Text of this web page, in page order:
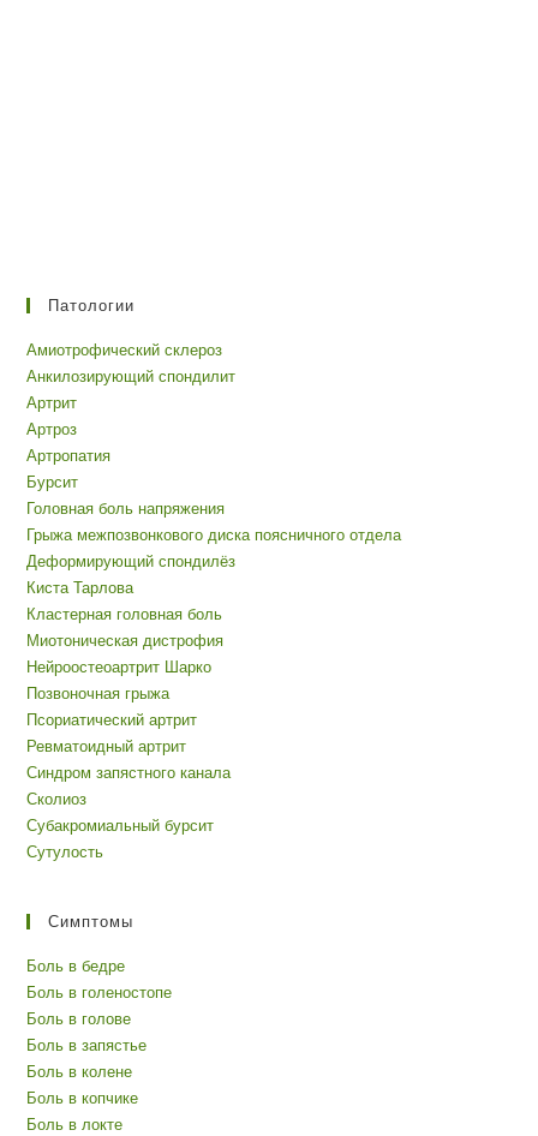
Патологии
Амиотрофический склероз
Анкилозирующий спондилит
Артрит
Артроз
Артропатия
Бурсит
Головная боль напряжения
Грыжа межпозвонкового диска поясничного отдела
Деформирующий спондилёз
Киста Тарлова
Кластерная головная боль
Миотоническая дистрофия
Нейроостеоартрит Шарко
Позвоночная грыжа
Псориатический артрит
Ревматоидный артрит
Синдром запястного канала
Сколиоз
Субакромиальный бурсит
Сутулость
Симптомы
Боль в бедре
Боль в голеностопе
Боль в голове
Боль в запястье
Боль в колене
Боль в копчике
Боль в локте